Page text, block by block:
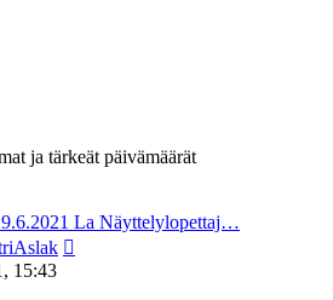
ja tärkeät päivämäärät
La Näyttelylopettaj…
15:43